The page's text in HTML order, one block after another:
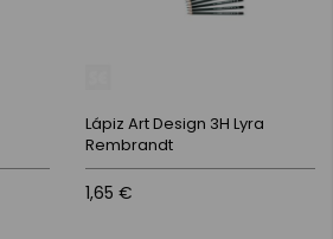
Lápiz Art Design 3H Lyra
Rembrandt
1,65 €